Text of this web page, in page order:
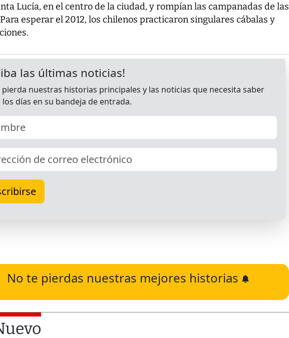
Lucía, en el centro de la ciudad, y rompían las campanadas de las
esperar el 2012, los chilenos practicaron singulares cábalas y
No te pierdas nuestras mejores historias